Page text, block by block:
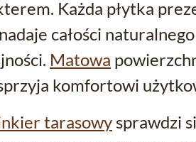
Każda płytka
całości
Matowa
komfortowi
tarasowy sprawdzi